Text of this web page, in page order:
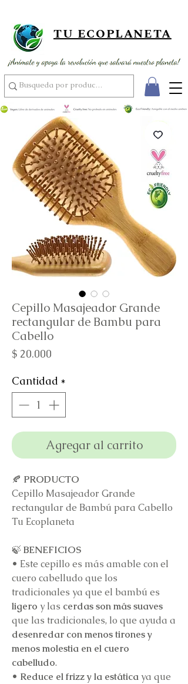
TU ECOPLANETA
Cepillo Masajeador Grande
rectangular de Bambu para
Cabello
$ 20.000
Cantidad *
Agregar al carrito
🍂 PRODUCTO
Cepillo Masajeador Grande
rectangular de Bambú para Cabello
Tu Ecoplaneta
🍃 BENEFICIOS
• Este cepillo es más amable con el
cuero cabelludo que los
tradicionales ya que el bambú es
ligero y las cerdas son más suaves
que las tradicionales, lo que ayuda a
desenredar con menos tirones y
menos molestia en el cuero
cabelludo.
• Reduce el frizz y la estáticaya que